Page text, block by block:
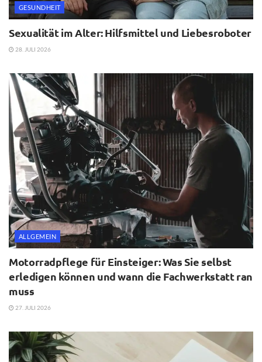
GESUNDHEIT
Sexualität im Alter: Hilfsmittel und Liebesroboter
28. JULI 2026
ALLGEMEIN
Motorradpflege für Einsteiger: Was Sie selbst
erledigen können und wann die Fachwerkstatt ran
muss
27. JULI 2026